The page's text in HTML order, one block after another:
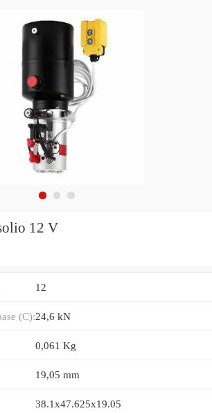
12 V
12
(C):24,6 kN
0,061 Kg
19,05 mm
38.1x47.625x19.05